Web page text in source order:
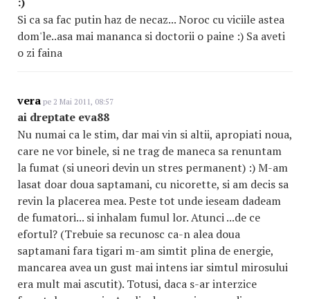
Si ca sa fac putin haz de necaz... Noroc cu viciile astea
dom'le..asa mai mananca si doctorii o paine :) Sa aveti
o zi faina
vera pe 2 Mai 2011, 08:57
ai dreptate eva88
Nu numai ca le stim, dar mai vin si altii, apropiati noua,
care ne vor binele, si ne trag de maneca sa renuntam
la fumat (si uneori devin un stres permanent) :) M-am
lasat doar doua saptamani, cu nicorette, si am decis sa
revin la placerea mea. Peste tot unde ieseam dadeam
de fumatori... si inhalam fumul lor. Atunci ...de ce
efortul? (Trebuie sa recunosc ca-n alea doua
saptamani fara tigari m-am simtit plina de energie,
mancarea avea un gust mai intens iar simtul mirosului
era mult mai ascutit). Totusi, daca s-ar interzice